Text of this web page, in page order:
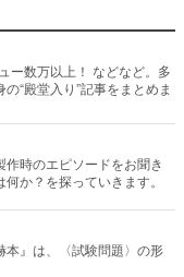
ー数万以上！ などなど。多
“殿堂入り”記事をまとめま
時のエピソードをお聞き
か？を探っていきます。
本』は、〈試験問題〉の形